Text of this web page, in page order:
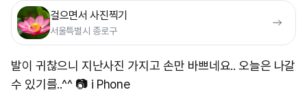
걸으면서 사진찍기
서울특별시 종로구
발이 귀찮으니 지난사진 가지고 손만 바쁘네요.. 오늘은 나갈
수 있기를..^^ 📷 i Phone